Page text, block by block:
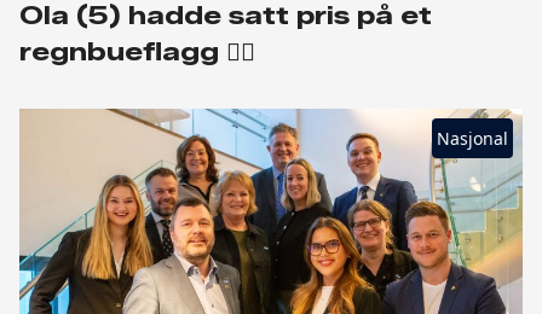
Ola (5) hadde satt pris på et
regnbueflagg 🏳️‍🌈
Nasjonal